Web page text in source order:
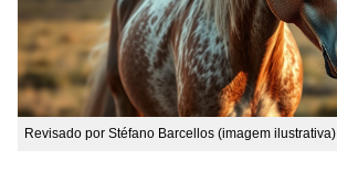
Revisado por Stéfano Barcellos (imagem ilustrativa)